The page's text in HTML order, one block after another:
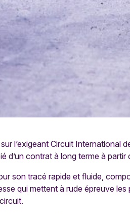
l’exigeant Circuit International
d’un contrat à long terme à
son tracé rapide et fluide,
qui mettent à rude épreuve